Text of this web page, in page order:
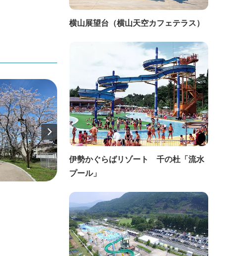
国道23号線近く！！トリックスイチゴ
ファーム
横山展望台（横山天空カフェテラス）
伊勢かぐらばリゾート 千の杜「流水
プール」